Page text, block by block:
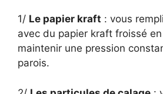
1/ Le papier kraft : vous
avec du papier kraft froissé
maintenir une pression
parois.